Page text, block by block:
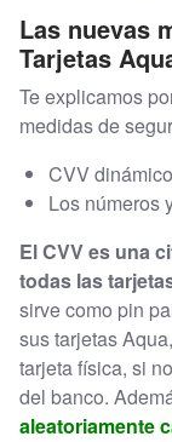
Las nuevas
Tarjetas
Te explicamos
medidas de
CVV dinámico
Los números
El CVV es una
todas las
sirve como pin
sus tarjetas
tarjeta física, si
del banco.
aleatoriamente